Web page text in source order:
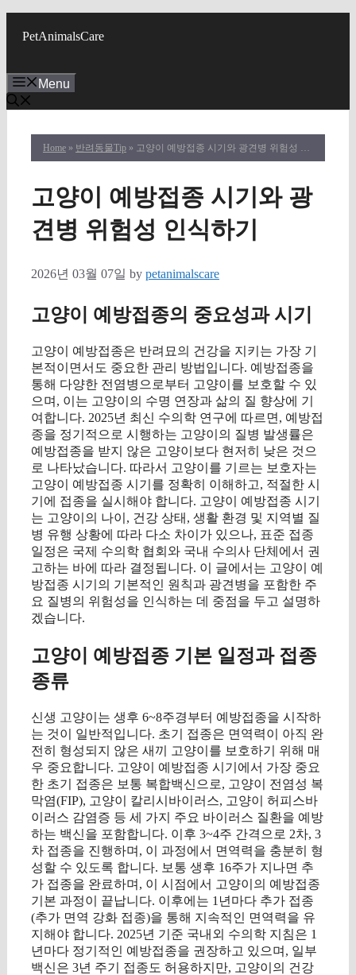
PetAnimalsCare
Menu
Home » 반려동물Tip » 고양이 예방접종 시기와 광견병 위험성 인식하기
고양이 예방접종 시기와 광
견병 위험성 인식하기
2026년 03월 07일 by petanimalscare
고양이 예방접종의 중요성과 시기
고양이 예방접종은 반려묘의 건강을 지키는 가장 기
본적이면서도 중요한 관리 방법입니다. 예방접종을
통해 다양한 전염병으로부터 고양이를 보호할 수 있
으며, 이는 고양이의 수명 연장과 삶의 질 향상에 기
여합니다. 2025년 최신 수의학 연구에 따르면, 예방접
종을 정기적으로 시행하는 고양이의 질병 발생률은
예방접종을 받지 않은 고양이보다 현저히 낮은 것으
로 나타났습니다. 따라서 고양이를 기르는 보호자는
고양이 예방접종 시기를 정확히 이해하고, 적절한 시
기에 접종을 실시해야 합니다. 고양이 예방접종 시기
는 고양이의 나이, 건강 상태, 생활 환경 및 지역별 질
병 유행 상황에 따라 다소 차이가 있으나, 표준 접종
일정은 국제 수의학 협회와 국내 수의사 단체에서 권
고하는 바에 따라 결정됩니다. 이 글에서는 고양이 예
방접종 시기의 기본적인 원칙과 광견병을 포함한 주
요 질병의 위험성을 인식하는 데 중점을 두고 설명하
겠습니다.
고양이 예방접종 기본 일정과 접종
종류
신생 고양이는 생후 6~8주경부터 예방접종을 시작하
는 것이 일반적입니다. 초기 접종은 면역력이 아직 완
전히 형성되지 않은 새끼 고양이를 보호하기 위해 매
우 중요합니다. 고양이 예방접종 시기에서 가장 중요
한 초기 접종은 보통 복합백신으로, 고양이 전염성 복
막염(FIP), 고양이 칼리시바이러스, 고양이 허피스바
이러스 감염증 등 세 가지 주요 바이러스 질환을 예방
하는 백신을 포함합니다. 이후 3~4주 간격으로 2차, 3
차 접종을 진행하며, 이 과정에서 면역력을 충분히 형
성할 수 있도록 합니다. 보통 생후 16주가 지나면 추
가 접종을 완료하며, 이 시점에서 고양이의 예방접종
기본 과정이 끝납니다. 이후에는 1년마다 추가 접종
(추가 면역 강화 접종)을 통해 지속적인 면역력을 유
지해야 합니다. 2025년 기준 국내외 수의학 지침은 1
년마다 정기적인 예방접종을 권장하고 있으며, 일부
백신은 3년 주기 접종도 허용하지만, 고양이의 건강